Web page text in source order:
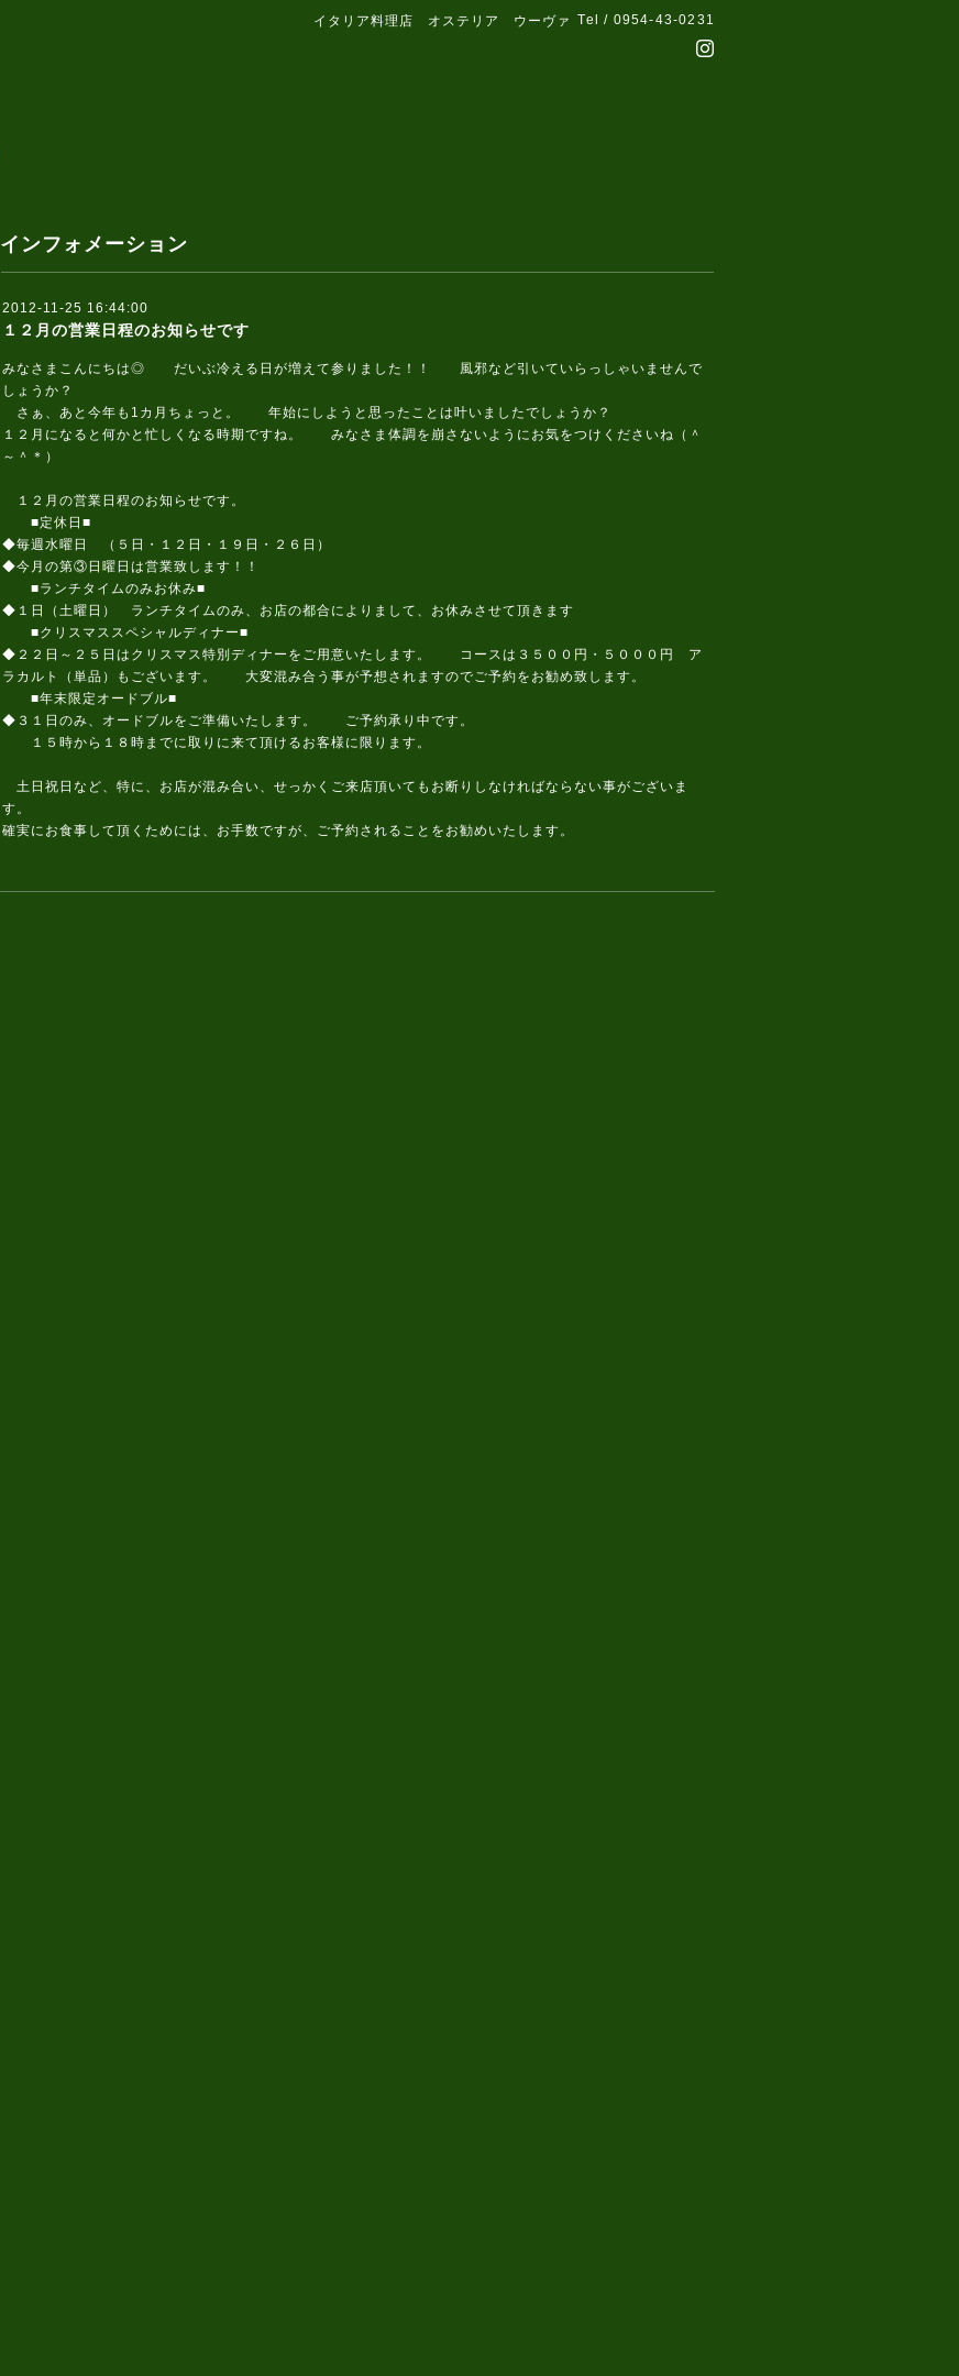
イタリア料理店 オステリア ウーヴァ Tel / 0954-43-0231
インフォメーション
2012-11-25 16:44:00
１２月の営業日程のお知らせです
みなさまこんにちは◎ だいぶ冷える日が増えて参りました！！ 風邪など引いていらっしゃいませんで
しょうか？
さぁ、あと今年も1カ月ちょっと。 年始にしようと思ったことは叶いましたでしょうか？
１２月になると何かと忙しくなる時期ですね。 みなさま体調を崩さないようにお気をつけくださいね（＾
～＾＊）
１２月の営業日程のお知らせです。
■定休日■
◆毎週水曜日 （５日・１２日・１９日・２６日）
◆今月の第③日曜日は営業致します！！
■ランチタイムのみお休み■
◆１日（土曜日） ランチタイムのみ、お店の都合によりまして、お休みさせて頂きます
■クリスマススペシャルディナー■
◆２２日～２５日はクリスマス特別ディナーをご用意いたします。 コースは３５００円・５０００円 ア
ラカルト（単品）もございます。 大変混み合う事が予想されますのでご予約をお勧め致します。
■年末限定オードブル■
◆３１日のみ、オードブルをご準備いたします。 ご予約承り中です。
１５時から１８時までに取りに来て頂けるお客様に限ります。
土日祝日など、特に、お店が混み合い、せっかくご来店頂いてもお断りしなければならない事がございま
す。
確実にお食事して頂くためには、お手数ですが、ご予約されることをお勧めいたします。